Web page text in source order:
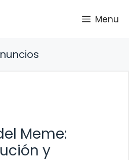
Menu
Meme:
y